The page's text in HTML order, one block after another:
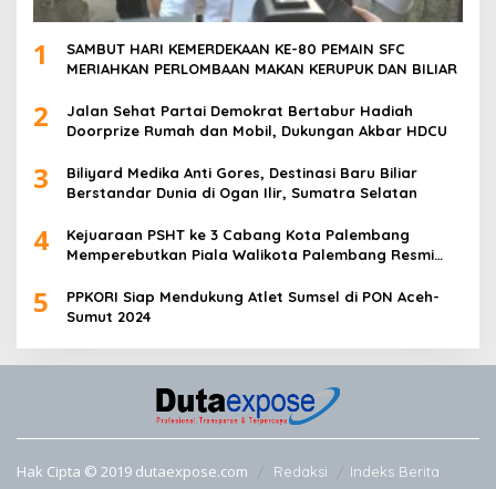
1
SAMBUT HARI KEMERDEKAAN KE-80 PEMAIN SFC
MERIAHKAN PERLOMBAAN MAKAN KERUPUK DAN BILIAR
2
Jalan Sehat Partai Demokrat Bertabur Hadiah
Doorprize Rumah dan Mobil, Dukungan Akbar HDCU
3
Biliyard Medika Anti Gores, Destinasi Baru Biliar
Berstandar Dunia di Ogan Ilir, Sumatra Selatan
4
Kejuaraan PSHT ke 3 Cabang Kota Palembang
Memperebutkan Piala Walikota Palembang Resmi
5
PPKORI Siap Mendukung Atlet Sumsel di PON Aceh-
Sumut 2024
Hak Cipta © 2019 dutaexpose.com Redaksi Indeks Berita